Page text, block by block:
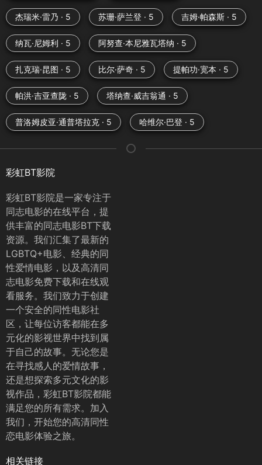
杰瑞米·雷乃 · 5 苏珊·萨兰登 · 5 吉姆·帕森斯 · 5
纳瓦·尼姆利 · 5 阿努查·本尼雅瓦塔纳 · 5
扎克瑞·昆图 · 5 比尔·萨奇 · 5 提帕功·宽本 · 5
帕洪·吉亚查陇 · 5 塔纳查·威吉翁通 · 5
普洛姆皮亚·通普塔拉克 · 5 哈维尔·巴登 · 5
彩虹BT影院
彩虹BT影院是一家专注于
同志电影的在线平台，提
供丰富的同志电影BT下载
资源。我们汇集了最新的
LGBTQ+电影、经典的同
性爱情电影，以及高清同
志电影免费下载和在线观
看服务。我们致力于创建
一个安全的同性电影社
区，让每位访客都能在多
元化的影视世界中找到属
于自己的故事。无论您是
在寻找感人的爱情故事，
还是想探索多元文化的影
视作品，彩虹BT影院都能
满足您的所有需求。加入
我们，开始您的高清同性
恋电影体验之旅。
相关链接